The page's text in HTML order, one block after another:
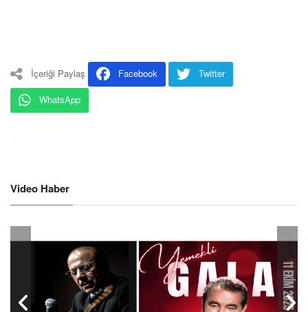
İçeriği Paylaş Facebook
Twitter
WhatsApp
Video Haber